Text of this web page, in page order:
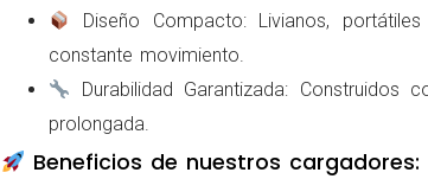
Diseño Compacto: Livianos,
constante movimiento.
Durabilidad Garantizada:
prolongada.
Beneficios de nuestros cargadores: